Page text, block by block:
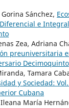
Sánchez,
e Integral
Zea, Adriana
preuniversitaria
Decimoquinto
Tamara
y Sociedad:
Cubana
María